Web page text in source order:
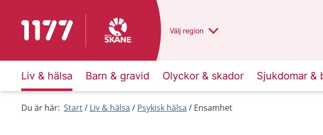
Till startsidan för 1177 Du har valt region
Välj en annan
region
Liv & hälsa Barn & gravid Olyckor & skador Sjukdomar &
Du är här: Start Liv & hälsa Psykisk hälsa Ensamhet